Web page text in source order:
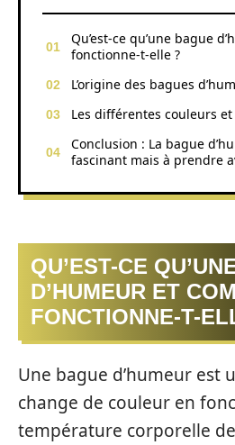
Qu’est-ce qu’une bague
fonctionne-t-elle ?
L’origine des bagues
Les différentes couleurs
Conclusion : La bague
fascinant mais à prendre
QU’EST-CE
D’HUMEUR ET
FONCTIONNE-T-
Une bague d’humeur est
change de couleur en
température corporelle